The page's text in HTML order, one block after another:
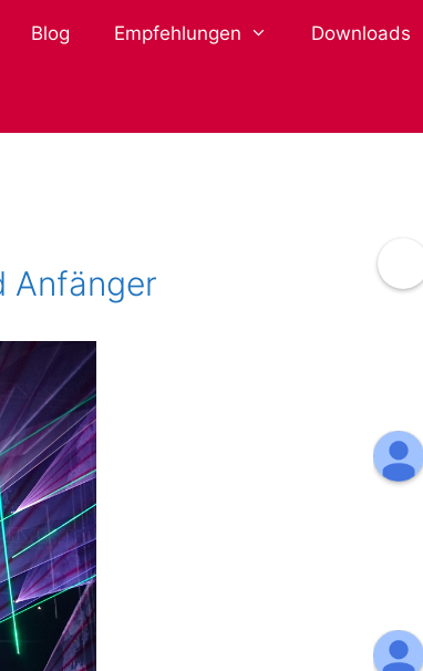
Blog Empfehlungen Downloads
Anfänger